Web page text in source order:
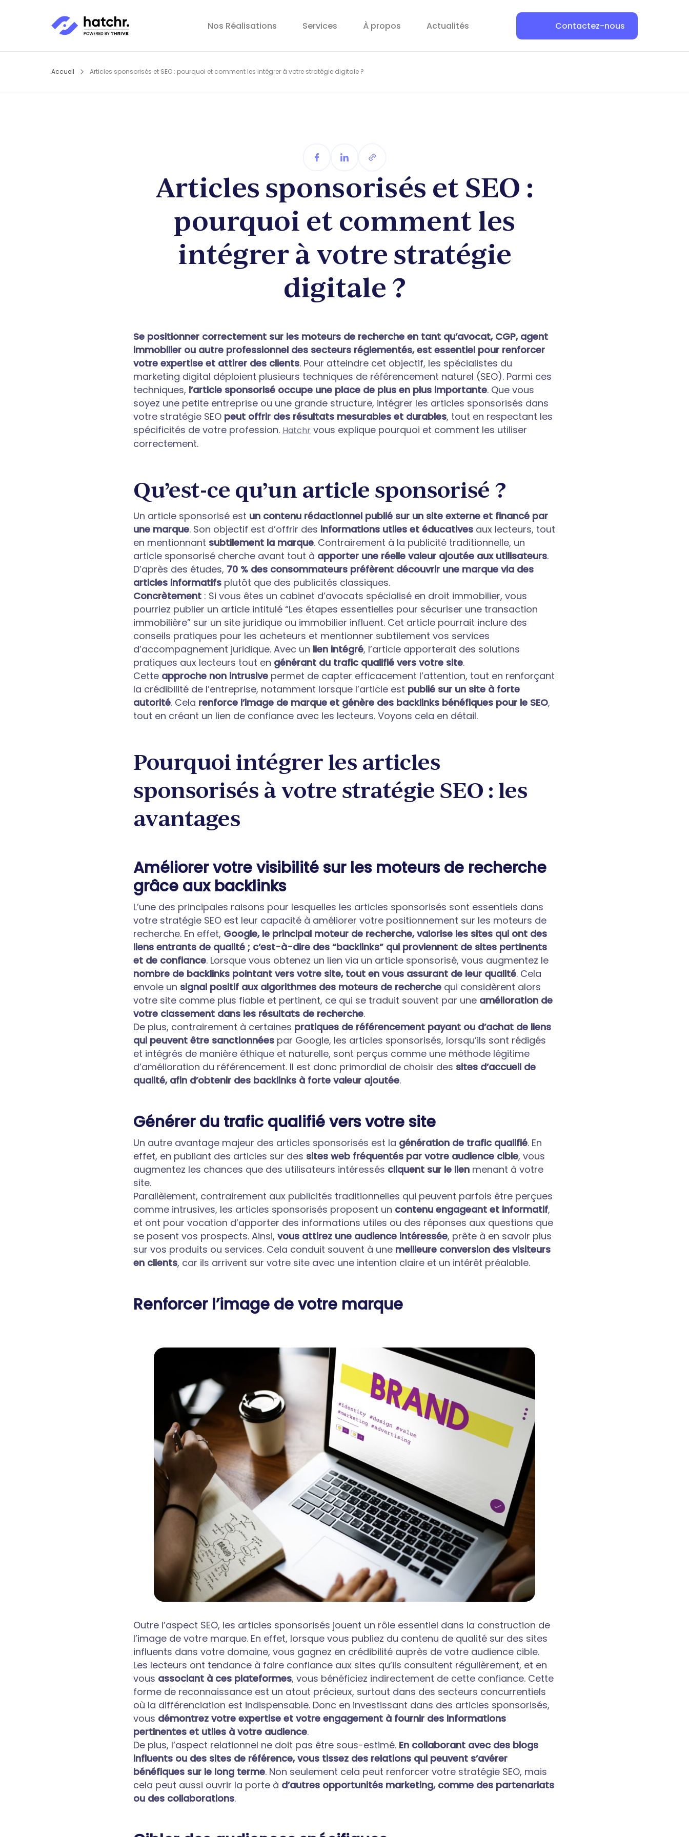
Nos Réalisations Services À propos Actualités Contactez-nous
Accueil Articles sponsorisés et SEO : pourquoi et comment les intégrer à votre stratégie digitale ?
Articles sponsorisés et SEO :
pourquoi et comment les
intégrer à votre stratégie
digitale ?
Se positionner correctement sur les moteurs de recherche en tant qu’avocat, CGP, agent
immobilier ou autre professionnel des secteurs réglementés, est essentiel pour renforcer
votre expertise et attirer des clients. Pour atteindre cet objectif, les spécialistes du
marketing digital déploient plusieurs techniques de référencement naturel (SEO). Parmi ces
techniques, l’article sponsorisé occupe une place de plus en plus importante. Que vous
soyez une petite entreprise ou une grande structure, intégrer les articles sponsorisés dans
votre stratégie SEO peut offrir des résultats mesurables et durables, tout en respectant les
spécificités de votre profession. Hatchr vous explique pourquoi et comment les utiliser
correctement.
Qu’est-ce qu’un article sponsorisé ?
Un article sponsorisé est un contenu rédactionnel publié sur un site externe et financé par
une marque. Son objectif est d’offrir des informations utiles et éducatives aux lecteurs, tout
en mentionnant subtilement la marque. Contrairement à la publicité traditionnelle, un
article sponsorisé cherche avant tout à apporter une réelle valeur ajoutée aux utilisateurs.
D’après des études, 70 % des consommateurs préfèrent découvrir une marque via des
articles informatifs plutôt que des publicités classiques.
Concrètement : Si vous êtes un cabinet d’avocats spécialisé en droit immobilier, vous
pourriez publier un article intitulé “Les étapes essentielles pour sécuriser une transaction
immobilière” sur un site juridique ou immobilier influent. Cet article pourrait inclure des
conseils pratiques pour les acheteurs et mentionner subtilement vos services
d’accompagnement juridique. Avec un lien intégré, l’article apporterait des solutions
pratiques aux lecteurs tout en générant du trafic qualifié vers votre site.
Cette approche non intrusive permet de capter efficacement l’attention, tout en renforçant
la crédibilité de l’entreprise, notamment lorsque l’article est publié sur un site à forte
autorité. Cela renforce l’image de marque et génère des backlinks bénéfiques pour le SEO,
tout en créant un lien de confiance avec les lecteurs. Voyons cela en détail.
Pourquoi intégrer les articles
sponsorisés à votre stratégie SEO : les
avantages
Améliorer votre visibilité sur les moteurs de recherche
grâce aux backlinks
L’une des principales raisons pour lesquelles les articles sponsorisés sont essentiels dans
votre stratégie SEO est leur capacité à améliorer votre positionnement sur les moteurs de
recherche. En effet, Google, le principal moteur de recherche, valorise les sites qui ont des
liens entrants de qualité ; c’est-à-dire des “backlinks” qui proviennent de sites pertinents
et de confiance. Lorsque vous obtenez un lien via un article sponsorisé, vous augmentez le
nombre de backlinks pointant vers votre site, tout en vous assurant de leur qualité. Cela
envoie un signal positif aux algorithmes des moteurs de recherche qui considèrent alors
votre site comme plus fiable et pertinent, ce qui se traduit souvent par une amélioration de
votre classement dans les résultats de recherche.
De plus, contrairement à certaines pratiques de référencement payant ou d’achat de liens
qui peuvent être sanctionnées par Google, les articles sponsorisés, lorsqu’ils sont rédigés
et intégrés de manière éthique et naturelle, sont perçus comme une méthode légitime
d’amélioration du référencement. Il est donc primordial de choisir des sites d’accueil de
qualité, afin d’obtenir des backlinks à forte valeur ajoutée.
Générer du trafic qualifié vers votre site
Un autre avantage majeur des articles sponsorisés est la génération de trafic qualifié. En
effet, en publiant des articles sur des sites web fréquentés par votre audience cible, vous
augmentez les chances que des utilisateurs intéressés cliquent sur le lien menant à votre
site.
Parallèlement, contrairement aux publicités traditionnelles qui peuvent parfois être perçues
comme intrusives, les articles sponsorisés proposent un contenu engageant et informatif,
et ont pour vocation d’apporter des informations utiles ou des réponses aux questions que
se posent vos prospects. Ainsi, vous attirez une audience intéressée, prête à en savoir plus
sur vos produits ou services. Cela conduit souvent à une meilleure conversion des visiteurs
en clients, car ils arrivent sur votre site avec une intention claire et un intérêt préalable.
Renforcer l’image de votre marque
Outre l’aspect SEO, les articles sponsorisés jouent un rôle essentiel dans la construction de
l’image de votre marque. En effet, lorsque vous publiez du contenu de qualité sur des sites
influents dans votre domaine, vous gagnez en crédibilité auprès de votre audience cible.
Les lecteurs ont tendance à faire confiance aux sites qu’ils consultent régulièrement, et en
vous associant à ces plateformes, vous bénéficiez indirectement de cette confiance. Cette
forme de reconnaissance est un atout précieux, surtout dans des secteurs concurrentiels
où la différenciation est indispensable. Donc en investissant dans des articles sponsorisés,
vous démontrez votre expertise et votre engagement à fournir des informations
pertinentes et utiles à votre audience.
De plus, l’aspect relationnel ne doit pas être sous-estimé. En collaborant avec des blogs
influents ou des sites de référence, vous tissez des relations qui peuvent s’avérer
bénéfiques sur le long terme. Non seulement cela peut renforcer votre stratégie SEO, mais
cela peut aussi ouvrir la porte à d’autres opportunités marketing, comme des partenariats
ou des collaborations.